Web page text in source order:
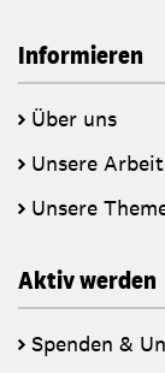
Informieren
Über uns
Unsere Arbeit
Unsere
Aktiv werden
Spenden &